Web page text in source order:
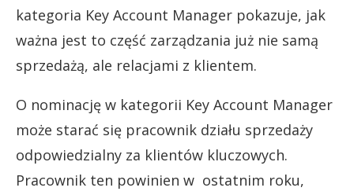
kategoria Key Account Manager pokazuje, jak
ważna jest to część zarządzania już nie samą
sprzedażą, ale relacjami z klientem.
O nominację w kategorii Key Account Manager
może starać się pracownik działu sprzedaży
odpowiedzialny za klientów kluczowych.
Pracownik ten powinien w ostatnim roku,